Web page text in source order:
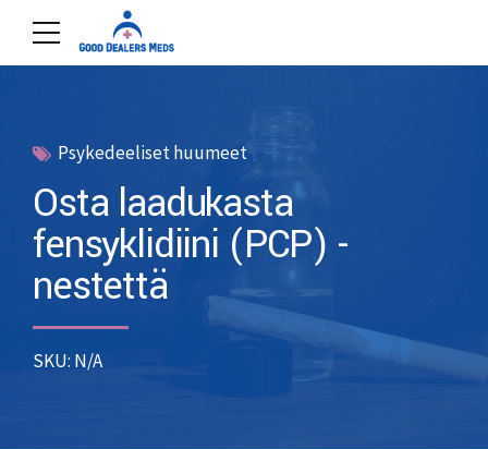
Psykedeeliset huumeet
Osta laadukasta
fensyklidiini (PCP) -
nestettä
SKU: N/A